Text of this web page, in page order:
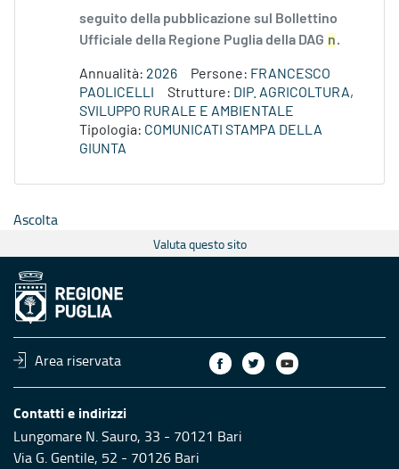
seguito della pubblicazione sul Bollettino
Ufficiale della Regione Puglia della DAG n.
Annualità: 2026 Persone: FRANCESCO
PAOLICELLI
Strutture: DIP. AGRICOLTURA,
SVILUPPO RURALE E AMBIENTALE
Tipologia: COMUNICATI STAMPA DELLA
GIUNTA
Ascolta
Valuta questo sito
Area riservata
Contatti e indirizzi
Lungomare N. Sauro, 33 - 70121 Bari
Via G. Gentile, 52 - 70126 Bari